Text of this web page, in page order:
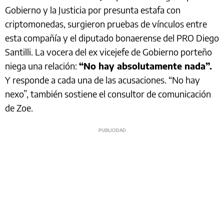
Gobierno y la Justicia por presunta estafa con
criptomonedas, surgieron pruebas de vínculos entre
esta compañía y el diputado bonaerense del PRO Diego
Santilli. La vocera del ex vicejefe de Gobierno porteño
niega una relación: “No hay absolutamente nada”.
Y responde a cada una de las acusaciones. “No hay
nexo”, también sostiene el consultor de comunicación
de Zoe.